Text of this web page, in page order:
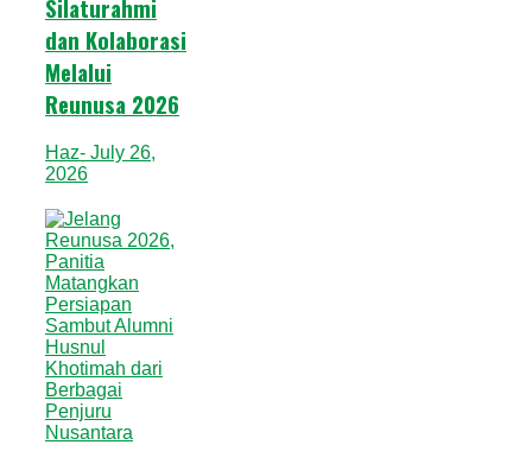
Silaturahmi
dan Kolaborasi
Melalui
Reunusa 2026
Haz- July 26,
2026